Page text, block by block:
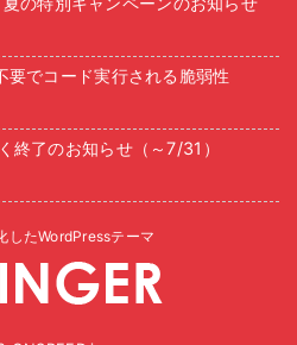
夏の特別キャンペーンのお知らせ
要でコード実行される脆弱性
終了のお知らせ（～7/31）
したWordPressテーマ